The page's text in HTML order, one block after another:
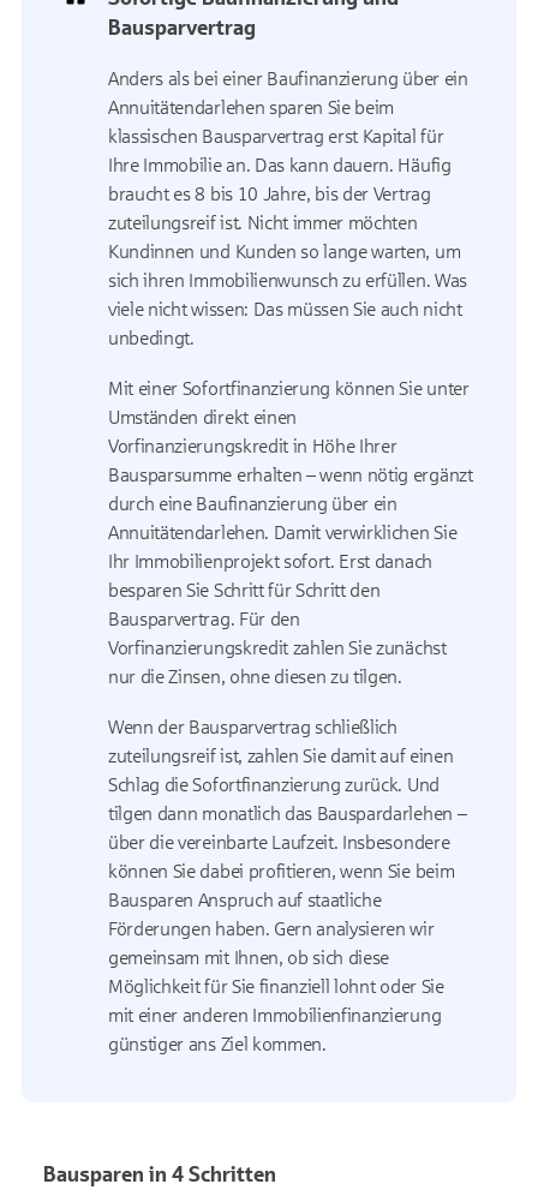
Bausparvertrag
Anders als bei einer Baufinanzierung über ein
Annuitätendarlehen sparen Sie beim
klassischen Bausparvertrag erst Kapital für
Ihre Immobilie an. Das kann dauern. Häufig
braucht es 8 bis 10 Jahre, bis der Vertrag
zuteilungsreif ist. Nicht immer möchten
Kundinnen und Kunden so lange warten, um
sich ihren Immobilienwunsch zu erfüllen. Was
viele nicht wissen: Das müssen Sie auch nicht
unbedingt.
Mit einer Sofortfinanzierung können Sie unter
Umständen direkt einen
Vorfinanzierungskredit in Höhe Ihrer
Bausparsumme erhalten – wenn nötig ergänzt
durch eine Baufinanzierung über ein
Annuitätendarlehen. Damit verwirklichen Sie
Ihr Immobilienprojekt sofort. Erst danach
besparen Sie Schritt für Schritt den
Bausparvertrag. Für den
Vorfinanzierungskredit zahlen Sie zunächst
nur die Zinsen, ohne diesen zu tilgen.
Wenn der Bausparvertrag schließlich
zuteilungsreif ist, zahlen Sie damit auf einen
Schlag die Sofortfinanzierung zurück. Und
tilgen dann monatlich das Bauspardarlehen –
über die vereinbarte Laufzeit. Insbesondere
können Sie dabei profitieren, wenn Sie beim
Bausparen Anspruch auf staatliche
Förderungen haben. Gern analysieren wir
gemeinsam mit Ihnen, ob sich diese
Möglichkeit für Sie finanziell lohnt oder Sie
mit einer anderen Immobilienfinanzierung
günstiger ans Ziel kommen.
Bausparen in 4 Schritten